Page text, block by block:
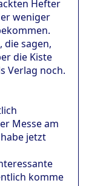
Hefter
weniger
die sagen,
die Kiste
Verlag noch.
Messe am
jetzt
komme